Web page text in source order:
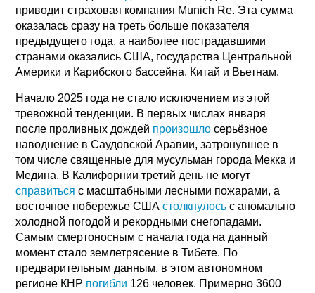
приводит страховая компания Munich Re. Эта сумма
оказалась сразу на треть больше показателя
предыдущего года, а наиболее пострадавшими
странами оказались США, государства Центральной
Америки и Карибского бассейна, Китай и Вьетнам.
Начало 2025 года не стало исключением из этой
тревожной тенденции. В первых числах января
после проливных дождей произошло серьёзное
наводнение в Саудовской Аравии, затронувшее в
том числе священные для мусульман города Мекка и
Медина. В Калифорнии третий день не могут
справиться с масштабными лесными пожарами, а
восточное побережье СШАстолкнулось с аномально
холодной погодой и рекордными снегопадами.
Самым смертоносным с начала года на данный
момент стало землетрясение в Тибете. По
предварительным данным, в этом автономном
регионе КНР погибли 126 человек. Примерно 3600